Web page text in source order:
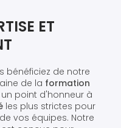
ET
bénéficiez de notre
de la formation
point d'honneur à
les plus strictes pour
vos équipes. Notre